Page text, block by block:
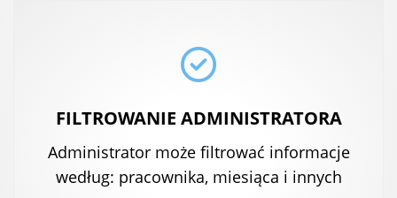
FILTROWANIE ADMINISTRATORA
Administrator może filtrować informacje
według: pracownika, miesiąca i innych